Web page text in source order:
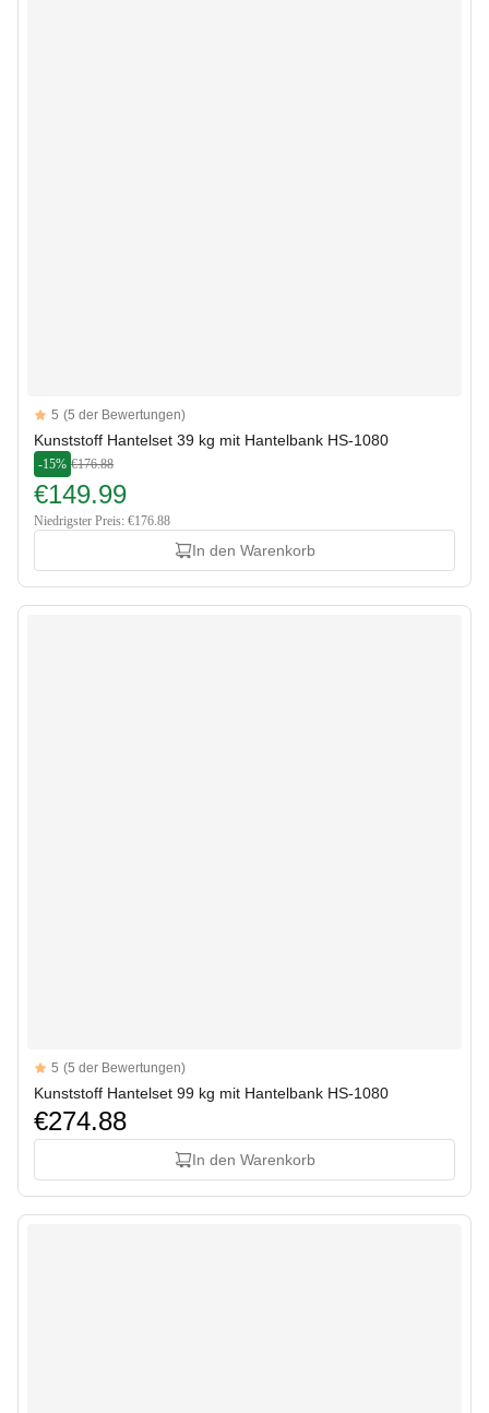
Reviews
5 out of 5 stars
5 (5 der Bewertungen)
Kunststoff Hantelset 39 kg mit Hantelbank HS-1080
-15% €176.88
€149.99
Niedrigster Preis: €176.88
In den Warenkorb
Reviews
5 out of 5 stars
5 (5 der Bewertungen)
Kunststoff Hantelset 99 kg mit Hantelbank HS-1080
€274.88
In den Warenkorb